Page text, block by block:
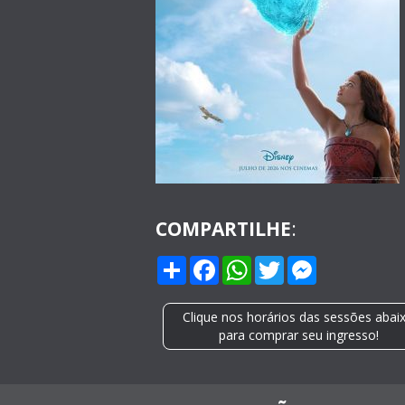
COMPARTILHE:
Compartilhar
Facebook
WhatsApp
Twitter
Clique nos horários das sessões
para comprar seu ingresso!